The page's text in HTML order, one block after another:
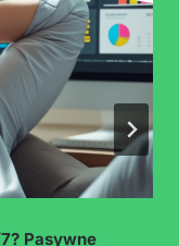
influencer – co